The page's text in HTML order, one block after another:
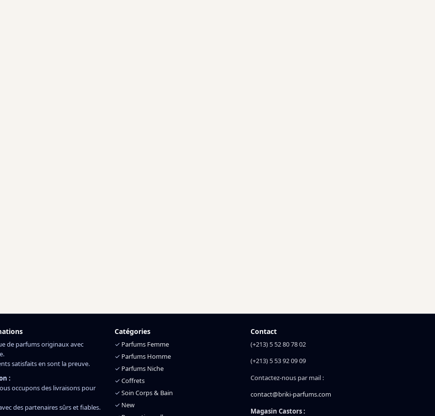
de parfums originaux avec
satisfaits en sont la preuve.
:
occupons des livraisons pour
des partenaires sûrs et fiables.
Catégories
✓ Parfums Femme
✓ Parfums Homme
✓ Parfums Niche
✓ Coffrets
✓ Soin Corps & Bain
✓ New
Contact
(+213) 5 52 80 78 02
(+213) 5 53 92 09 09
Contactez-nous par mail :
contact@briki-parfums.com
Magasin Castors :